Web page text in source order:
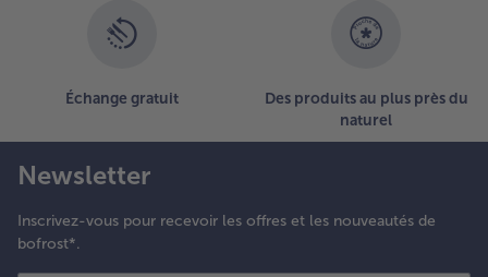
Échange gratuit
Des produits au plus près du
naturel
Newsletter
Inscrivez-vous pour recevoir les offres et les nouveautés de
bofrost*.